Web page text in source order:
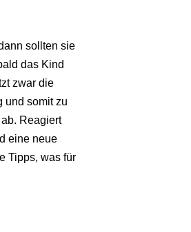
sollten sie
das Kind
zwar die
und somit zu
Reagiert
eine neue
Tipps, was für